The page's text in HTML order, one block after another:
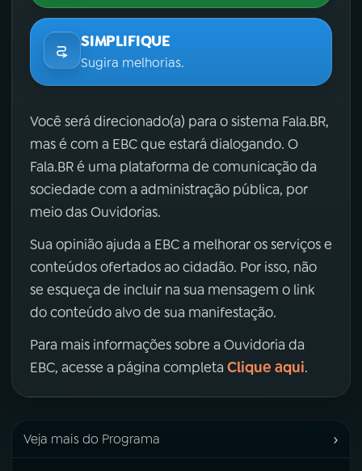
SIMPLIFIQUE
Sugira melhorias.
Você será direcionado(a) para o sistema Fala.BR,
mas é com a EBC que estará dialogando. O
Fala.BR é uma plataforma de comunicação da
sociedade com a administração pública, por
meio das Ouvidorias.
Sua opinião ajuda a EBC a melhorar os serviços e
conteúdos ofertados ao cidadão. Por isso, não
se esqueça de incluir na sua mensagem o link
do conteúdo alvo de sua manifestação.
Para mais informações sobre a Ouvidoria da
EBC, acesse a página completa Clique aqui.
Veja mais do Programa ›